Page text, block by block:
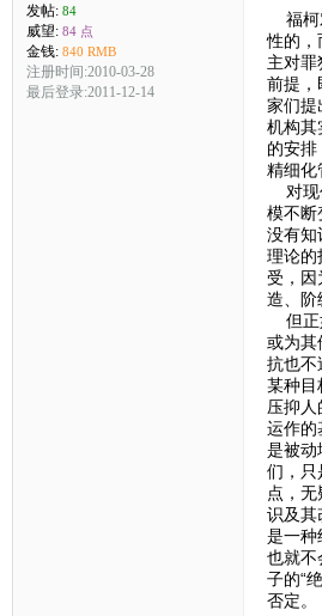
发帖: 84
威望: 84 点
金钱: 840 RMB
注册时间:2010-03-28
最后登录:2011-12-14
福柯
性的，
主对
前提，
家们提
机构其
的安
精细化
对现
模不断
没有知
理论的
受，因
造、阶
但正
或为其
抗也不
某种目
压抑
运作的
是被动
们，只
点，
识及其
是一种
也就不
子的“
否定。